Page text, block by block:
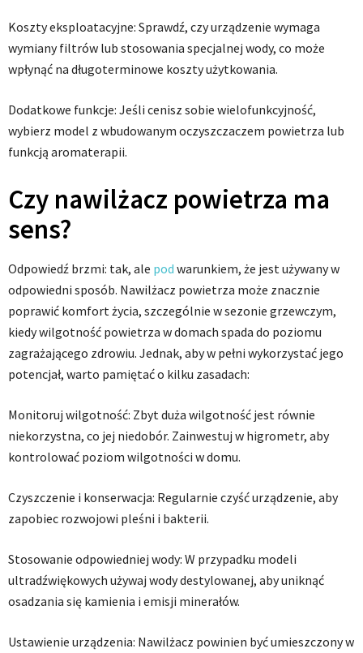
Koszty eksploatacyjne: Sprawdź, czy urządzenie wymaga
wymiany filtrów lub stosowania specjalnej wody, co może
wpłynąć na długoterminowe koszty użytkowania.
Dodatkowe funkcje: Jeśli cenisz sobie wielofunkcyjność,
wybierz model z wbudowanym oczyszczaczem powietrza lub
funkcją aromaterapii.
Czy nawilżacz powietrza ma
sens?
Odpowiedź brzmi: tak, ale pod warunkiem, że jest używany w
odpowiedni sposób. Nawilżacz powietrza może znacznie
poprawić komfort życia, szczególnie w sezonie grzewczym,
kiedy wilgotność powietrza w domach spada do poziomu
zagrażającego zdrowiu. Jednak, aby w pełni wykorzystać jego
potencjał, warto pamiętać o kilku zasadach:
Monitoruj wilgotność: Zbyt duża wilgotność jest równie
niekorzystna, co jej niedobór. Zainwestuj w higrometr, aby
kontrolować poziom wilgotności w domu.
Czyszczenie i konserwacja: Regularnie czyść urządzenie, aby
zapobiec rozwojowi pleśni i bakterii.
Stosowanie odpowiedniej wody: W przypadku modeli
ultradźwiękowych używaj wody destylowanej, aby uniknąć
osadzania się kamienia i emisji minerałów.
Ustawienie urządzenia: Nawilżacz powinien być umieszczony w